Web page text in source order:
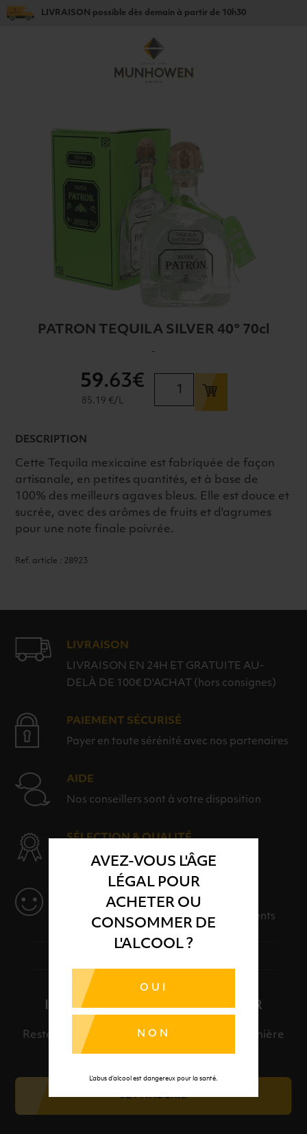
AVEZ-VOUS L'ÂGE
LÉGAL POUR
ACHETER OU
CONSOMMER DE
L'ALCOOL ?
OUI
NON
L’abus d’alcool est dangereux pour la santé.
LIVRAISON possible dès demain à partir de 10h30
PATRON TEQUILA SILVER 40° 70cl
-
PATRON
40°
70cl
59.63€
85.19 €/L
DESCRIPTION
Cette Tequila mexicaine est fabriquée de façon
artisanale, en petites quantités, et à base de
100% des meilleurs agaves bleus. Elle est douce et
sucrée, avec des arômes de fruits et d'agrumes
pour une note finale poivrée.
Ref. article : 28923
LIVRAISON
LIVRAISON EN 24H ET GRATUITE AU-
DELÀ DE 100€ D'ACHAT (hors consignes)
PAIEMENT SÉCURISÉ
Payer en toute sérénité avec nos partenaires
AIDE
Nos conseillers sont à votre disposition
SÉLECTION & QUALITÉ
Des produits sélectionnés avec soins
SERVICE
Des solutions adaptées à vos événements
INSCRIPTION À LA NEWSLETTER
Restez informé et découvrez en avant-première
nos meilleures offres et nos actualités.
JE M'INSCRIS